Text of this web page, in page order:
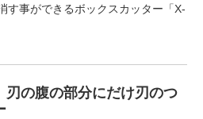
す事ができるボックスカッター「X-
刃の腹の部分にだけ刃のつ